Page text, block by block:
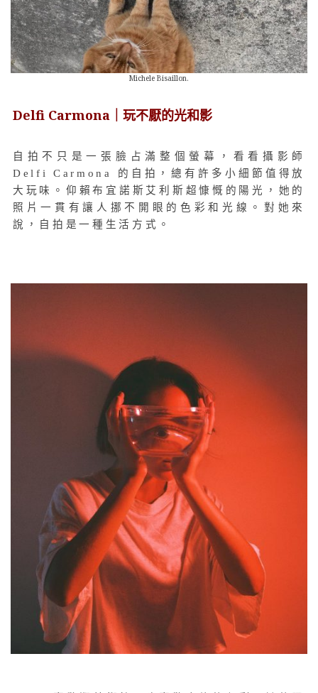
Michele Bisaillon.
Delfi Carmona｜玩不厭的光和影
自拍不只是一張臉占滿整個螢幕，看看攝影師
Delfi Carmona 的自拍，總有許多小細節值得放
大玩味。仰賴布宜諾斯艾利斯超慷慨的陽光，她的
照片一貫有讓人挪不開眼的色彩和光線。對她來
說，自拍是一種生活方式。